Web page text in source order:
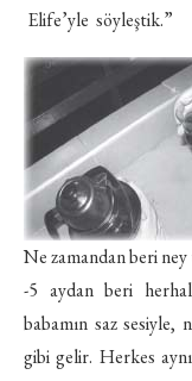
Elife’yle söyleştik.”
Ne zamandan beri
-5 aydan beri
babamın saz
gibi gelir. Herkes